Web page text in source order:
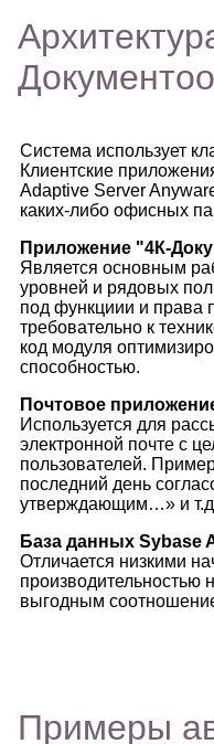
Система использует
Клиентские
Adaptive Server
каких-либо офисных
Приложение "4К-
Является основным
уровней и рядовых
под функциии и права
требовательно к
код модуля
способностью.
Почтовое
Используется для
электронной почте с
пользователей.
последний день
утверждающим…» и
База данных Sybase
Отличается низкими
производительностью
выгодным
Примеры